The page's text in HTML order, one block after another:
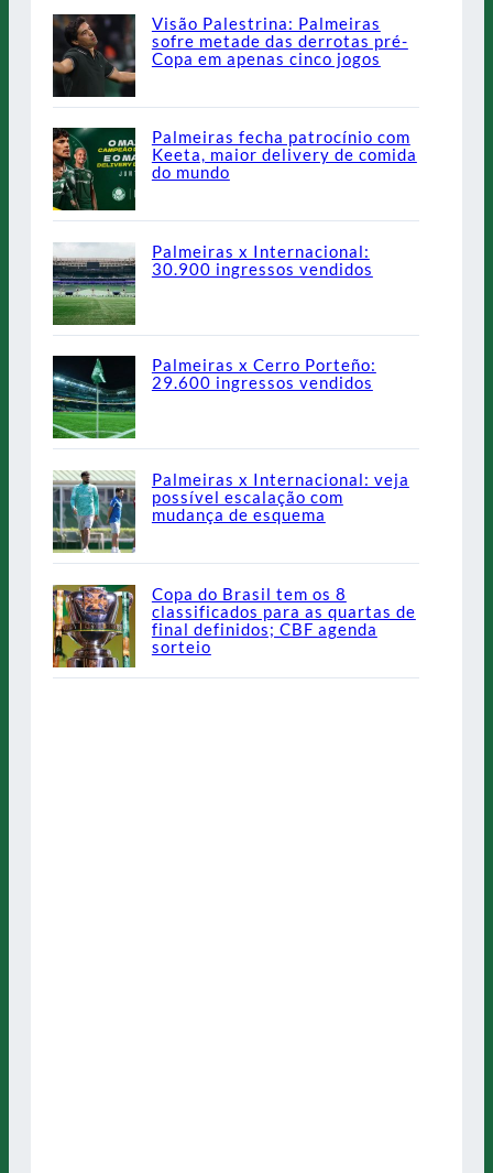
Visão Palestrina: Palmeiras
sofre metade das derrotas pré-
Copa em apenas cinco jogos
Palmeiras fecha patrocínio com
Keeta, maior delivery de comida
do mundo
Palmeiras x Internacional:
30.900 ingressos vendidos
Palmeiras x Cerro Porteño:
29.600 ingressos vendidos
Palmeiras x Internacional: veja
possível escalação com
mudança de esquema
Copa do Brasil tem os 8
classificados para as quartas de
final definidos; CBF agenda
sorteio